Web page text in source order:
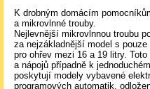
K drobným domácím
a mikrovlnné trouby.
Nejlevnější mikrovlnnou troubu
za nejzákladnější model s
pro ohřev mezi 16 a 19 litry.
a nápojů případně k
poskytují modely vybavené
programových automatik,